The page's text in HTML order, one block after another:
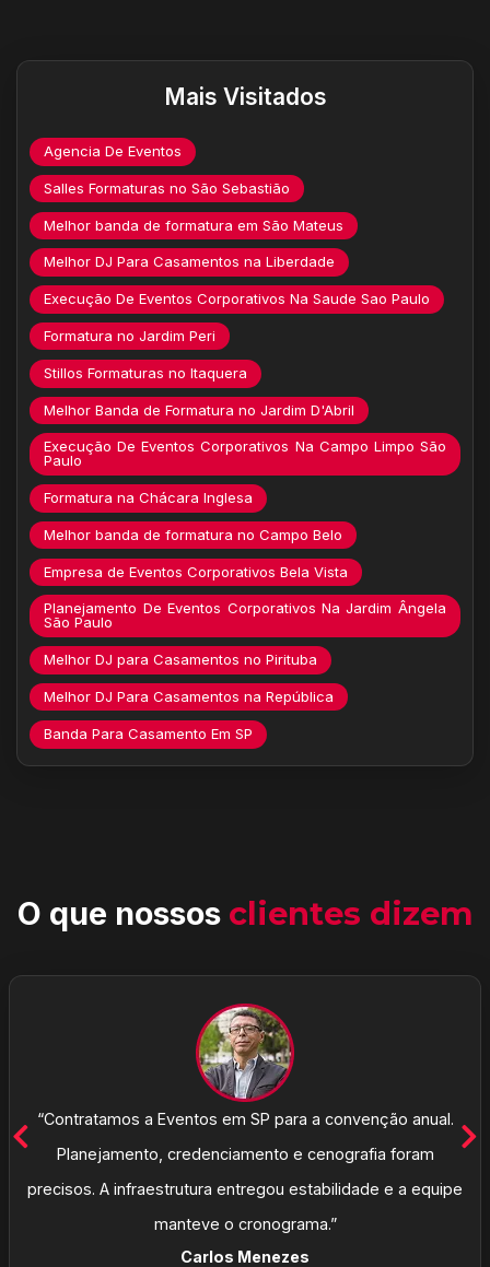
Mais Visitados
Agencia De Eventos
Salles Formaturas no São Sebastião
Melhor banda de formatura em São Mateus
Melhor DJ Para Casamentos na Liberdade
Execução De Eventos Corporativos Na Saude Sao Paulo
Formatura no Jardim Peri
Stillos Formaturas no Itaquera
Melhor Banda de Formatura no Jardim D'Abril
Execução De Eventos Corporativos Na Campo Limpo São
Paulo
Formatura na Chácara Inglesa
Melhor banda de formatura no Campo Belo
Empresa de Eventos Corporativos Bela Vista
Planejamento De Eventos Corporativos Na Jardim Ângela
São Paulo
Melhor DJ para Casamentos no Pirituba
Melhor DJ Para Casamentos na República
Banda Para Casamento Em SP
O que nossos clientes dizem
“Contratamos a Eventos em SP para a convenção anual.
Planejamento, credenciamento e cenografia foram
precisos. A infraestrutura entregou estabilidade e a equipe
manteve o cronograma.”
Carlos Menezes